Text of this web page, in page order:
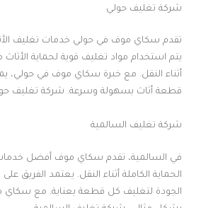
شركة تغليف حولي
تقدم سكاي موف في حولي خدمات تغليف
يتم استخدام مواد تغليف قوية لحماية
أثناء النقل. مع خبرة سكاي موف في
قطعة أثاث بسهولة وسرعة. شركة تغليف
شركة تغليف السالمية
في السالمية، تقدم سكاي موف أفضل
الحماية الكاملة أثناء النقل. يعتمد الفريق
الجودة لتغليف كل قطعة بعناية. مع سكاي